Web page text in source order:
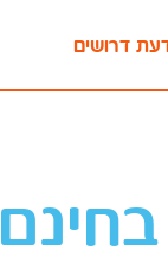
דרושים